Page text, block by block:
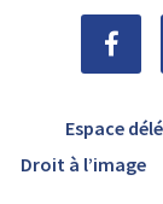
Espace
Droit à l’image